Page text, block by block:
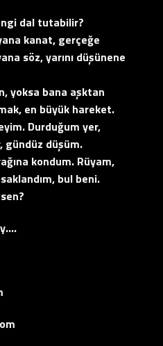
dal tutabilir?
kanat, gerçeğe
söz, yarını düşünene
yoksa bana aşktan
en büyük hareket.
Durduğum yer,
gündüz düşüm.
kondum. Rüyam,
bul beni.